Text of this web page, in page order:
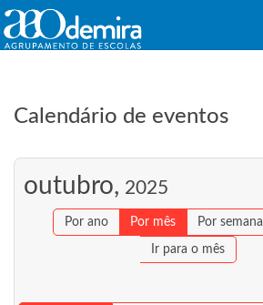
Calendário de eventos
outubro, 2025
Por ano Por mês Por semana
Ir para o mês